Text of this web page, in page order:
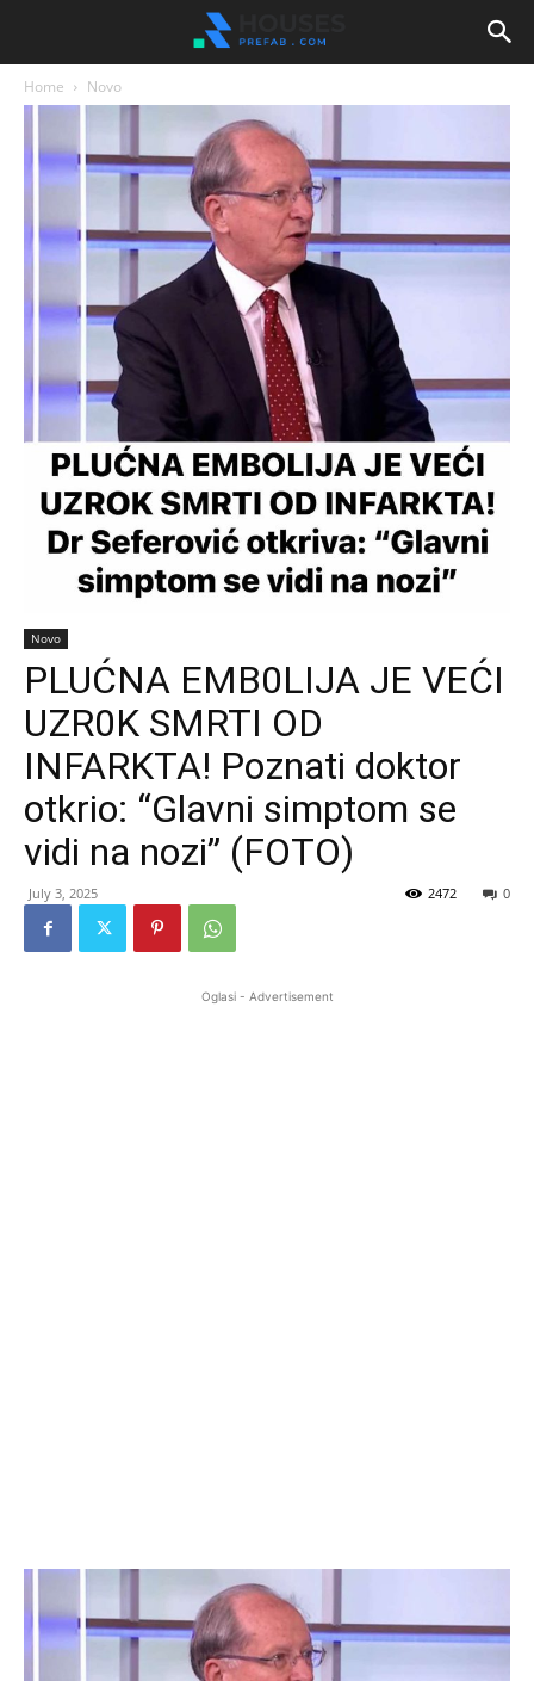
Home Novo
Novo
PLUĆNA EMB0LIJA JE VEĆI
UZR0K SMRTI OD
INFARKTA! Poznati doktor
otkrio: “Glavni simptom se
vidi na nozi” (FOTO)
July 3, 2025 0
2472
Oglasi - Advertisement